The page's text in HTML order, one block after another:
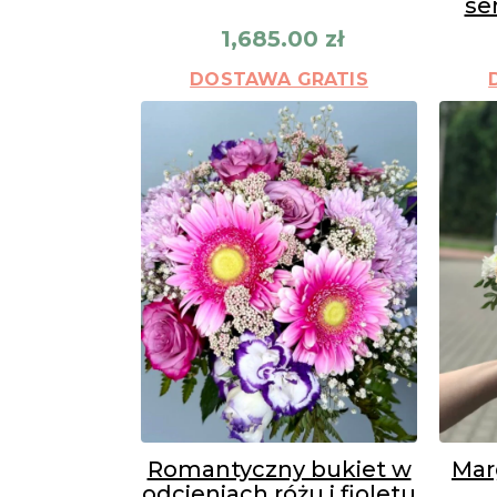
1,685.00 zł
DOSTAWA GRATIS
Romantyczny bukiet w